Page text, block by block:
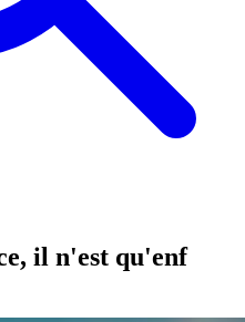
il n'est qu'enf